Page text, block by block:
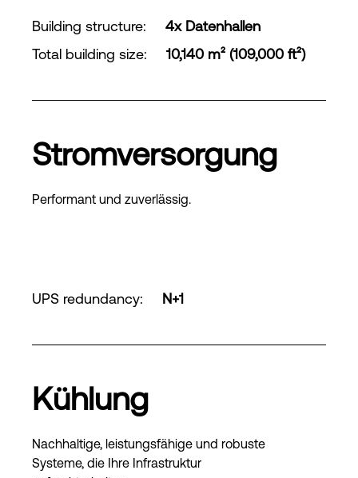
Building structure:
4x Datenhallen
Total building size: 10,140 m² (109,000 ft²)
Stromversorgung
Performant und zuverlässig.
UPS redundancy: N+1
Kühlung
Nachhaltige, leistungsfähige und robuste
Systeme, die Ihre Infrastruktur